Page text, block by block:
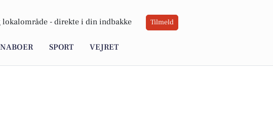
lokalområde - direkte i din indbakke Tilmeld
SPORT VEJRET